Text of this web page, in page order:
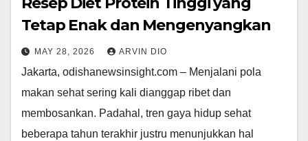
Tetap Enak dan Mengenyangkan
MAY 28, 2026 ARVIN DIO
Jakarta, odishanewsinsight.com – Menjalani pola
makan sehat sering kali dianggap ribet dan
membosankan. Padahal, tren gaya hidup sehat
beberapa tahun terakhir justru menunjukkan hal